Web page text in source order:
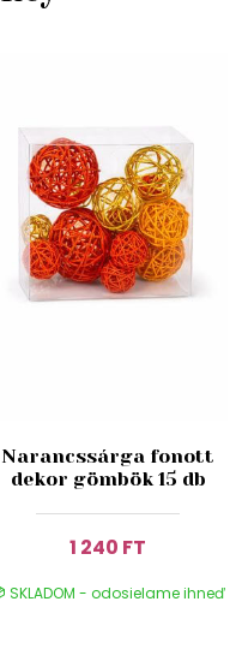
Narancssárga fonott
dekor gömbök 15 db
1 240 FT
SKLADOM - odosielame ihneď